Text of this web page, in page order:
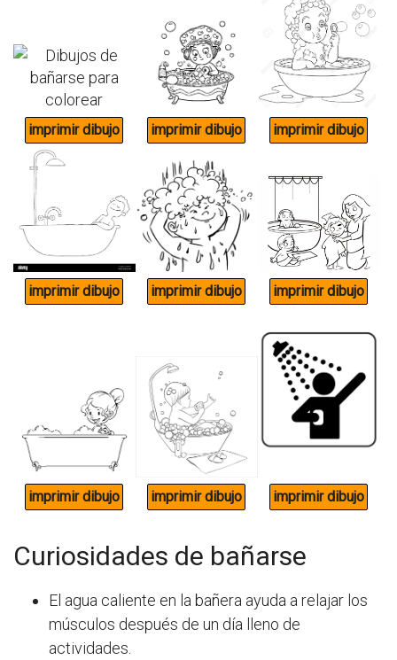
Curiosidades de bañarse
El agua caliente en la bañera ayuda a relajar los
músculos después de un día lleno de
actividades.